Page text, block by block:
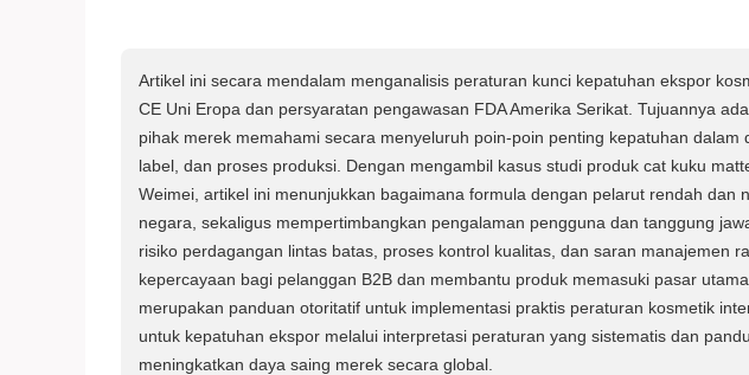
Artikel ini secara mendalam menganalisis peraturan kunci kepatuhan ekspor
CE Uni Eropa dan persyaratan pengawasan FDA Amerika Serikat. Tujuannya
pihak merek memahami secara menyeluruh poin-poin penting kepatuhan dalam
label, dan proses produksi. Dengan mengambil kasus studi produk cat kuku
Weimei, artikel ini menunjukkan bagaimana formula dengan pelarut rendah dan
negara, sekaligus mempertimbangkan pengalaman pengguna dan tanggung
risiko perdagangan lintas batas, proses kontrol kualitas, dan saran manajemen
kepercayaan bagi pelanggan B2B dan membantu produk memasuki pasar
merupakan panduan otoritatif untuk implementasi praktis peraturan kosmetik
untuk kepatuhan ekspor melalui interpretasi peraturan yang sistematis dan
meningkatkan daya saing merek secara global.